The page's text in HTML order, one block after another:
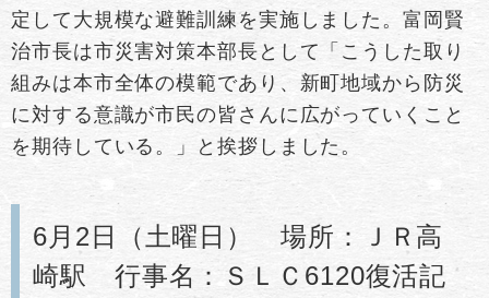
定して大規模な避難訓練を実施しました。富岡賢
治市長は市災害対策本部長として「こうした取り
組みは本市全体の模範であり、新町地域から防災
に対する意識が市民の皆さんに広がっていくこと
を期待している。」と挨拶しました。
6月2日（土曜日） 場所：ＪＲ高
崎駅 行事名：ＳＬＣ6120復活記